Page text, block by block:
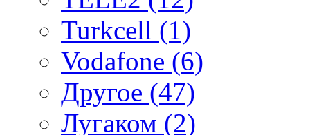
Turkcell (1)
Vodafone (6)
Другое (47)
Лугаком (2)